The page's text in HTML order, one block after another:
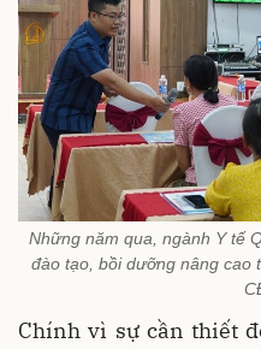
Những năm qua, ngành Y tế
đào tạo, bồi dưỡng nâng cao
Chính vì sự cần thiết